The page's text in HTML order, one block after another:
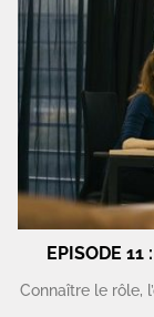
EPISODE
Connaître le rôle,